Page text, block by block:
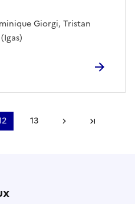
Giorgi, Tristan
13 Page suivante